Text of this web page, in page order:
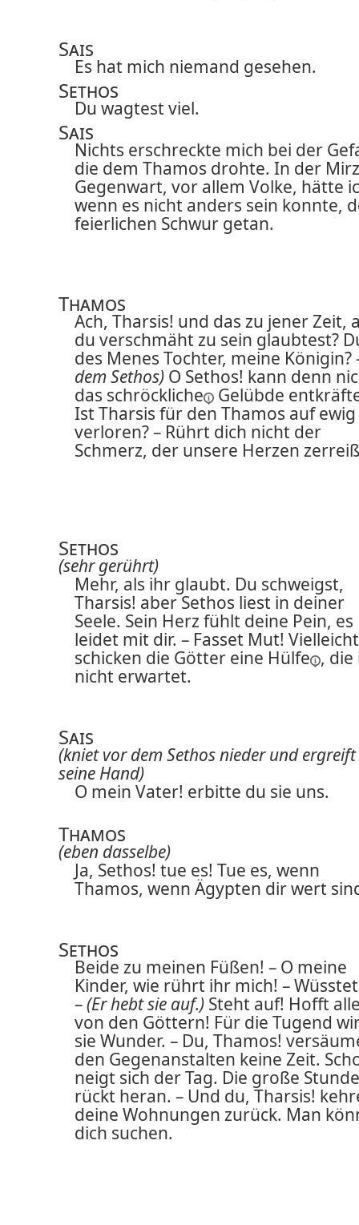
Sais
Es hat mich niemand gesehen.
Sethos
Du wagtest viel.
Sais
Nichts erschreckte mich bei der
die dem Thamos drohte. In der
Gegenwart, vor allem Volke, hätte
wenn es nicht anders sein konnte,
feierlichen Schwur getan.
Thamos
Ach, Tharsis! und das zu jener Zeit,
du verschmäht zu sein glaubtest?
des Menes Tochter, meine Königin?
dem Sethos) O Sethos! kann denn
das schröckliche
Gelübde
Ist Tharsis für den Thamos auf ewig
verloren? – Rührt dich nicht der
Schmerz, der unsere Herzen
Sethos
(sehr gerührt)
Mehr, als ihr glaubt. Du schweigst,
Tharsis! aber Sethos liest in deiner
Seele. Sein Herz fühlt deine Pein, es
leidet mit dir. – Fasset Mut! Vielleicht
schicken die Götter eine Hülfe , die
nicht erwartet.
Sais
(kniet vor dem Sethos nieder und ergreift
seine Hand)
O mein Vater! erbitte du sie uns.
Thamos
(eben dasselbe)
Ja, Sethos! tue es! Tue es, wenn
Thamos, wenn Ägypten dir wert
Sethos
Beide zu meinen Füßen! – O meine
Kinder, wie rührt ihr mich! –
–(Er hebt sie auf.) Steht auf! Hofft
von den Göttern! Für die Tugend
sie Wunder. – Du, Thamos!
den Gegenanstalten keine Zeit.
neigt sich der Tag. Die große Stunde
rückt heran. – Und du, Tharsis!
deine Wohnungen zurück. Man
dich suchen.